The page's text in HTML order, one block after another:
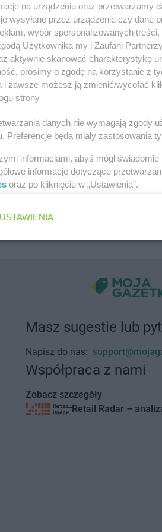
Lidl
Netto
Jakie są ulubione płatki owsiane Polek i
Masz sugestie lub
Napisz do nas:
Współpraca z nami
Zobacz szczegóły
Retail Radar –
na urządzeniu oraz przetwarzamy
wysyłane przez urządzenie czy dane
wybór spersonalizowanych
Użytkownika my i Zaufani
aktywnie skanować charakterystykę
prosimy o zgodę na korzystanie z
i zawsze możesz ją zmienić/wycofać
strony
danych nie wymagają zgody
Preferencje będą miały zastosowania
informacjami, abyś mógł
informacje dotyczące
oraz po kliknięciu w „Ustawienia”.
USTAWIENIA